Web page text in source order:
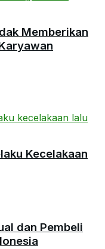
Memberikan
Kecelakaan
dan Pembeli